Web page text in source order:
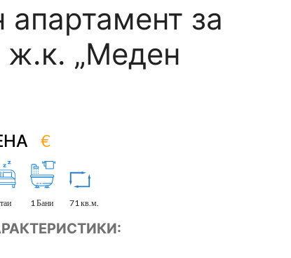
за
ж.к. „Меден
€
1 Бани 71 кв.м.